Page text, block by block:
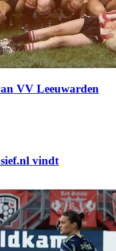
VV Leeuwarden
vindt